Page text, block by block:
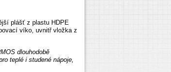
plášť z plastu HDPE
víko, uvnitř vložka z
dlouhodobě
teplé i studené nápoje,